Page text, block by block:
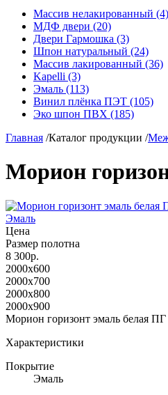
Массив нелакированный (4)
МДФ двери (20)
Двери Гармошка (3)
Шпон натуральный (24)
Массив лакированный (36)
Kapelli (3)
Эмаль (113)
Винил плёнка ПЭТ (105)
Эко шпон ПВХ (185)
Главная /Каталог продукции /
Морион
Эмаль
Цена
Размер полотна
8 300р.
2000x600
2000x700
2000x800
2000x900
Морион горизонт эмаль белая ПГ
Характеристики
Покрытие
Эмаль